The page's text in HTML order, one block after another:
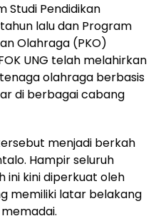
Studi Pendidikan
lalu dan Program
Olahraga (PKO)
UNG telah melahirkan
olahraga berbasis
di berbagai cabang
menjadi berkah
Hampir seluruh
ini kini diperkuat oleh
memiliki latar belakang